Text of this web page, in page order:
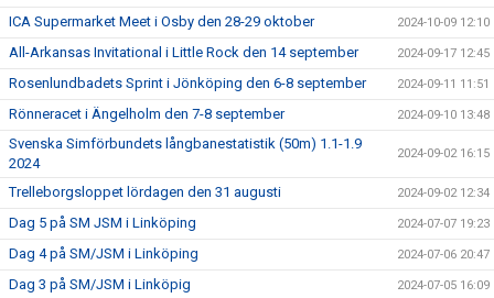
ICA Supermarket Meet i Osby den 28-29 oktober 2024-10-09 12:10
All-Arkansas Invitational i Little Rock den 14 september 2024-09-17 12:45
Rosenlundbadets Sprint i Jönköping den 6-8 september 2024-09-11 11:51
Rönneracet i Ängelholm den 7-8 september 2024-09-10 13:48
Svenska Simförbundets långbanestatistik (50m) 1.1-1.9
2024
2024-09-02 16:15
Trelleborgsloppet lördagen den 31 augusti 2024-09-02 12:34
Dag 5 på SM JSM i Linköping 2024-07-07 19:23
Dag 4 på SM/JSM i Linköping 2024-07-06 20:47
Dag 3 på SM/JSM i Linköpig 2024-07-05 16:09